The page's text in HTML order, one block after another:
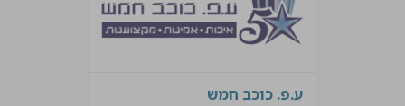
ע.פ. כוכב חמש